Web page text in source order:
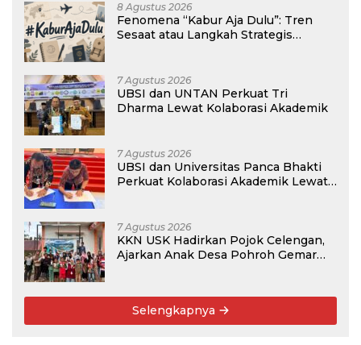
8 Agustus 2026
Fenomena “Kabur Aja Dulu”: Tren
Sesaat atau Langkah Strategis
7 Agustus 2026
UBSI dan UNTAN Perkuat Tri
Dharma Lewat Kolaborasi Akademik
7 Agustus 2026
UBSI dan Universitas Panca Bhakti
Perkuat Kolaborasi Akademik Lewat
7 Agustus 2026
KKN USK Hadirkan Pojok Celengan,
Ajarkan Anak Desa Pohroh Gemar
Selengkapnya